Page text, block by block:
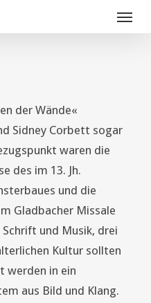
der Wände«
Sidney Corbett sogar
waren die
des im 13. Jh.
und die
Gladbacher Missale
und Musik, drei
Kultur sollten
werden in ein
aus Bild und Klang.